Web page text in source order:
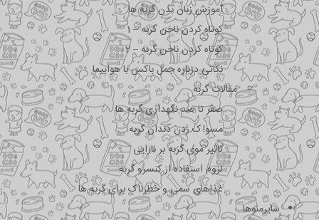
آموزش زبان بدن گربه ها
کوتاه کردن ناخن گربه – 1
کوتاه کردن ناخن گربه – 2
نکاتی درباره جمل باکس با هواپیما
مقالات گربه
صفر تا صد نگهداری گربه ها
مسواک زدن دندان گربه
تاثیر موی گربه بر نازایی
لزوم استفاده از کنسرو گربه
غذاهای سمی و خطرناک برای گربه ها
سایرمنوها